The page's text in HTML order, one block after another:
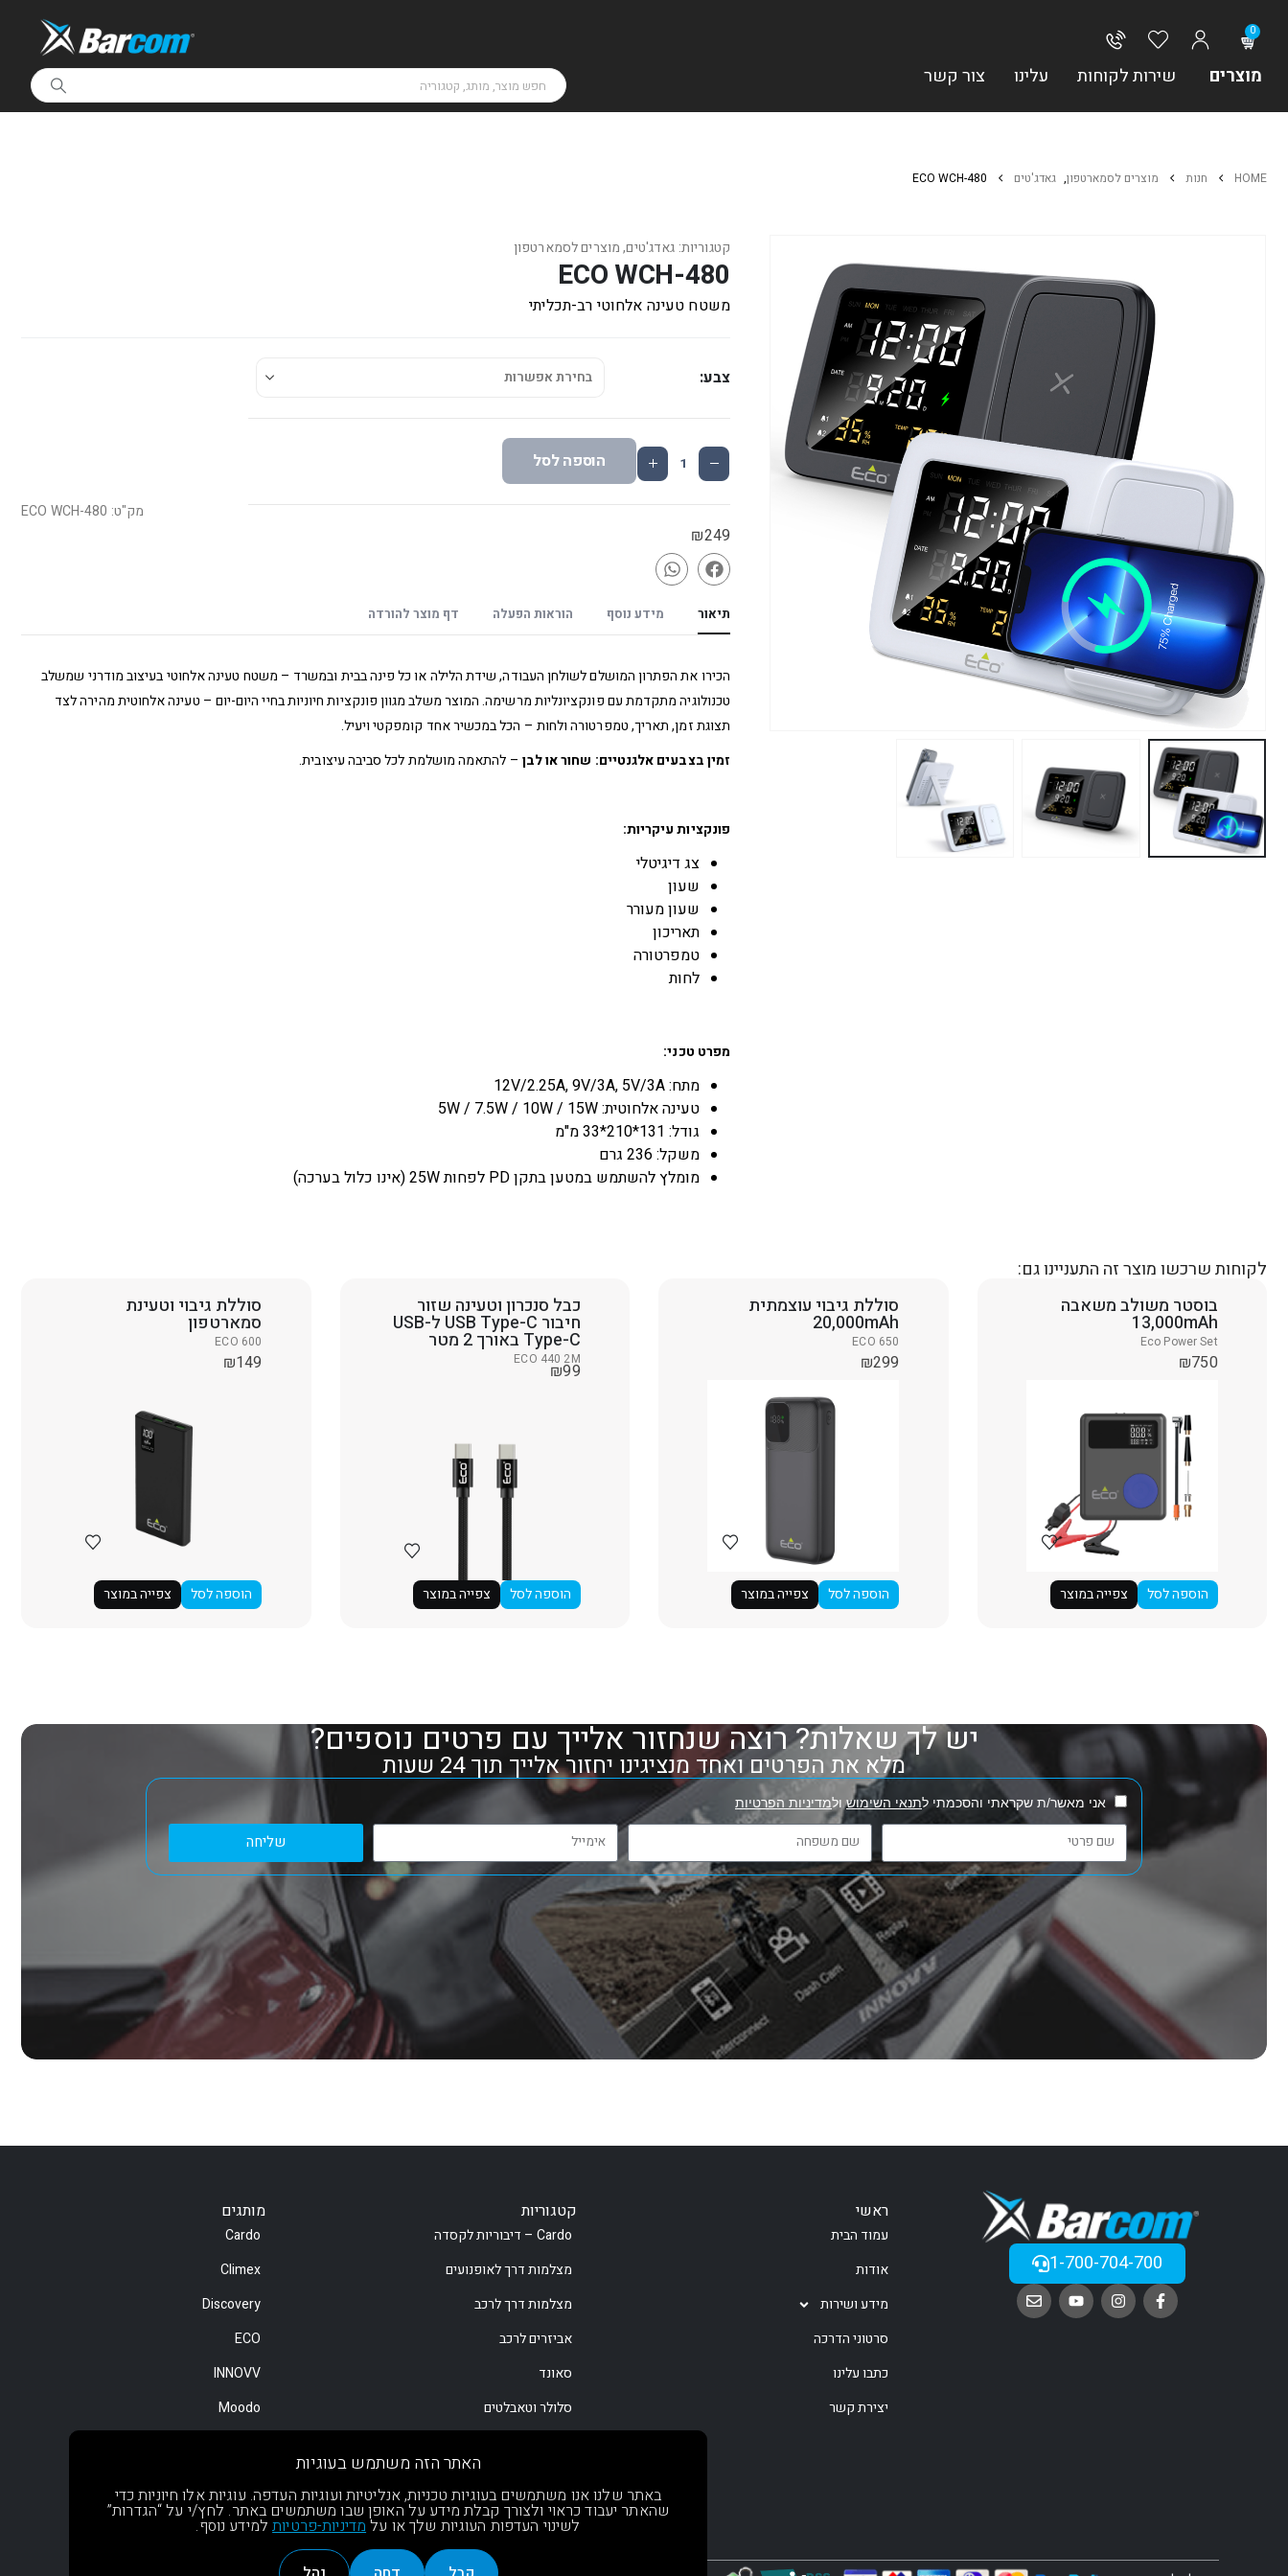
0
מוצרים שירות לקוחות עלינו צור קשר
HOME חנות מוצרים לסמארטפון, גאדג'טים ECO WCH-480
קטגוריות: גאדג'טים,מוצרים לסמארטפון
ECO WCH-480
משטח טעינה אלחוטי רב-תכליתי
₪249
מק"ט: ECO WCH-480
צבע
הוספה לסל
תיאור מידע נוסף הוראות הפעלה דף מוצר להורדה
הכירו את הפתרון המושלם לשולחן העבודה, שידת הלילה או כל פינה בבית ובמשרד – משטח טעינה אלחוטי בעיצוב מודרני שמשלב
טכנולוגיה מתקדמת עם פונקציונליות מרשימה. המוצר משלב מגוון פונקציות חיוניות בחיי היום-יום – טעינה אלחוטית מהירה לצד
תצוגת זמן, תאריך, טמפרטורה ולחות – הכל במכשיר אחד קומפקטי ויעיל.
זמין בצבעים אלגנטיים: שחור או לבן – להתאמה מושלמת לכל סביבה עיצובית.
פונקציות עיקריות:
צג דיגיטלי
שעון
שעון מעורר
תאריכון
טמפרטורה
לחות
מפרט טכני:
מתח: 12V/2.25A, 9V/3A, 5V/3A
טעינה אלחוטית: 5W / 7.5W / 10W / 15W
גודל: 131*210*33 מ"מ
משקל: 236 גרם
מומלץ להשתמש במטען בתקן PD לפחות 25W (אינו כלול בערכה)
לקוחות שרכשו מוצר זה התעניינו גם:
בוסטר משולב משאבה
13,000mAh
Eco Power Set
₪750
הוספה לסל צפייה במוצר
סוללת גיבוי עוצמתית
20,000mAh
ECO 650
₪299
הוספה לסל צפייה במוצר
כבל סנכרון וטעינה שזור
חיבור USB Type-C ל-USB
Type-C באורך 2 מטר
ECO 440 2M
₪99
הוספה לסל צפייה במוצר
סוללת גיבוי וטעינת
סמארטפון
ECO 600
₪149
הוספה לסל צפייה במוצר
יש לך שאלות? רוצה שנחזור אלייך עם פרטים נוספים?
מלא את הפרטים ואחד מנציגינו יחזור אלייך תוך 24 שעות
אני מאשר/ת שקראתי והסכמתי לתנאי השימושולמדיניות הפרטיות
שליחה
1-700-704-700
ראשי
עמוד הבית
אודות
מידע ושירות
סרטוני הדרכה
כתבו עלינו
יצירת קשר
קטגוריות
Cardo – דיבוריות לקסדה
מצלמות דרך לאופנועים
מצלמות דרך לרכב
אביזרים לרכב
סאונד
סלולר וטאבלטים
בקרוב!
מותגים
Cardo
Climex
Discovery
ECO
INNOVV
Moodo
OsoPro
האתר הזה משתמש בעוגיות
באתר שלנו אנו משתמשים בעוגיות טכניות, אנליטיות ועוגיות העדפה. עוגיות אלו חיוניות כדי
שהאתר יעבוד כראוי ולצורך קבלת מידע על האופן שבו משתמשים באתר. לחץ/י על “הגדרות”
לשינוי העדפות העוגיות שלך או עלמדיניות-פרטיותלמידע נוסף.